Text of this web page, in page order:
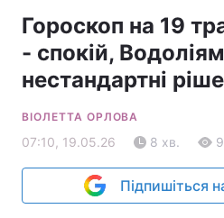
Гороскоп на 19
- спокій,
нестандартні
ВІОЛЕТТА ОРЛОВА
07:10, 19.05.26 8 хв.
Підпишіться